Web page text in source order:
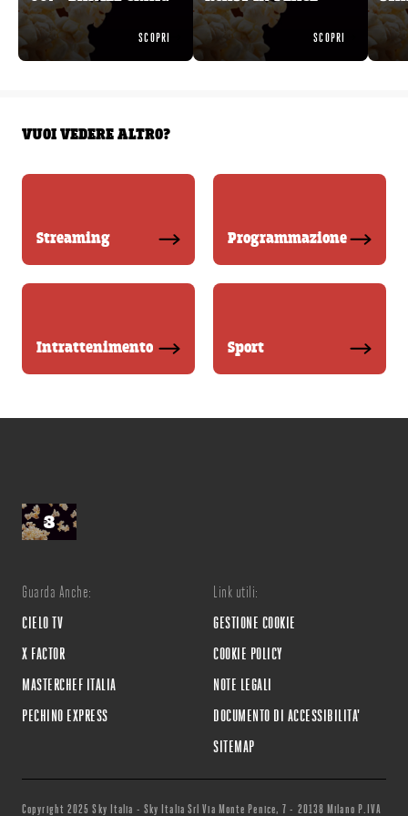
SCOPRI SCOPRI
VUOI VEDERE ALTRO?
Streaming Programmazione
Intrattenimento Sport
Guarda Anche:
CIELO TV
X FACTOR
MASTERCHEF ITALIA
PECHINO EXPRESS
Link utili:
GESTIONE COOKIE
COOKIE POLICY
NOTE LEGALI
DOCUMENTO DI ACCESSIBILITA'
SITEMAP
Copyright 2025 Sky Italia - Sky Italia Srl Via Monte Penice, 7 - 20138 Milano P.IVA